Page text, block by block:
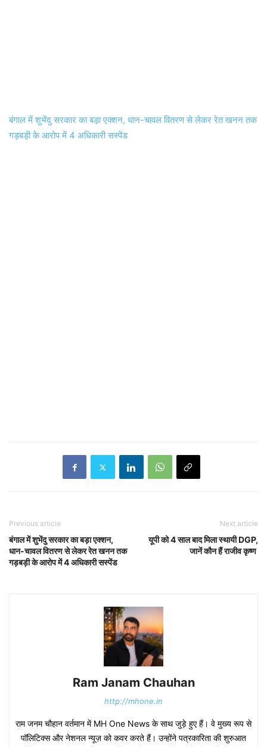
बंगाल में शुभेंदु सरकार का बड़ा एक्शन, धान-चावल वितरण से लेकर रेत खनन तक
गड़बड़ी के आरोप में 4 अधिकारी सस्पेंड
Previous article
बंगाल में शुभेंदु सरकार का बड़ा एक्शन,
धान-चावल वितरण से लेकर रेत खनन तक
गड़बड़ी के आरोप में 4 अधिकारी सस्पेंड
Next article
यूपी को 4 साल बाद मिला स्थायी DGP,
जानें कौन हैं राजीव कृष्ण
Ram Janam Chauhan
http://mhone.in
राम जनम चौहान वर्तमान में MH One News के साथ जुड़े हुए हैं। वे मुख्य रूप से
पॉलिटिक्स और नेशनल न्यूज़ को कवर करते हैं। उन्होंने पत्रकारिता की शुरुआत